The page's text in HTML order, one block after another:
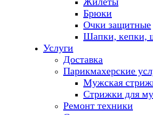
Брюки
Очки защитные
Шапки, кепки,
Услуги
Доставка
Парикмахерские
Мужская
Стрижки для
Ремонт техники